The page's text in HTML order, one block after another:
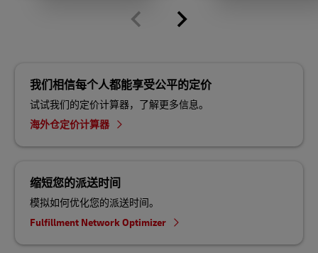
我们相信每个人都能享受公平的定价
试试我们的定价计算器，了解更多信息。
海外仓定价计算器
缩短您的派送时间
模拟如何优化您的派送时间。
Fulfillment Network Optimizer